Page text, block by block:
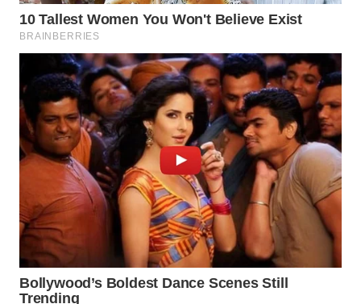
WN
SEMARANG
WN
SOLO
WN
BOROBUDUR
WN
MADURA
WN
SURABAYA